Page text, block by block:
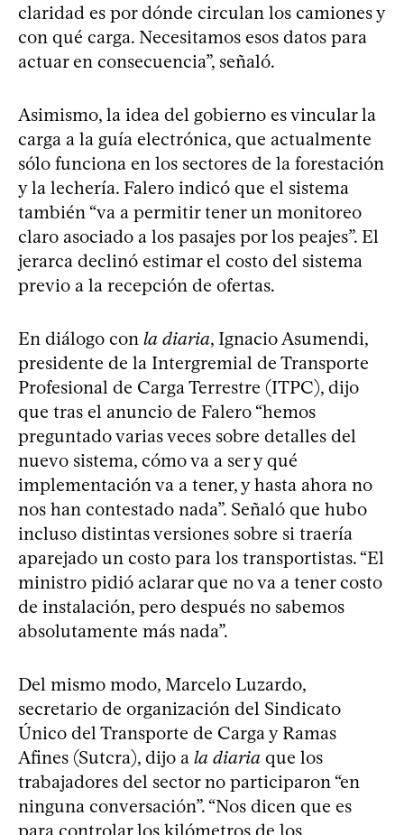
claridad es por dónde circulan los camiones y
con qué carga. Necesitamos esos datos para
actuar en consecuencia”, señaló.
Asimismo, la idea del gobierno es vincular la
carga a la guía electrónica, que actualmente
sólo funciona en los sectores de la forestación
y la lechería. Falero indicó que el sistema
también “va a permitir tener un monitoreo
claro asociado a los pasajes por los peajes”. El
jerarca declinó estimar el costo del sistema
previo a la recepción de ofertas.
En diálogo con la diaria, Ignacio Asumendi,
presidente de la Intergremial de Transporte
Profesional de Carga Terrestre (ITPC), dijo
que tras el anuncio de Falero “hemos
preguntado varias veces sobre detalles del
nuevo sistema, cómo va a ser y qué
implementación va a tener, y hasta ahora no
nos han contestado nada”. Señaló que hubo
incluso distintas versiones sobre si traería
aparejado un costo para los transportistas. “El
ministro pidió aclarar que no va a tener costo
de instalación, pero después no sabemos
absolutamente más nada”.
Del mismo modo, Marcelo Luzardo,
secretario de organización del Sindicato
Único del Transporte de Carga y Ramas
Afines (Sutcra), dijo a la diaria que los
trabajadores del sector no participaron “en
ninguna conversación”. “Nos dicen que es
para controlar los kilómetros de los